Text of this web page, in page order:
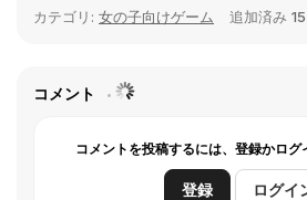
カテゴリ: 女の子向けゲーム 追加済み
コメント
コメントを投稿するには、登録かロ
登録 ログイ